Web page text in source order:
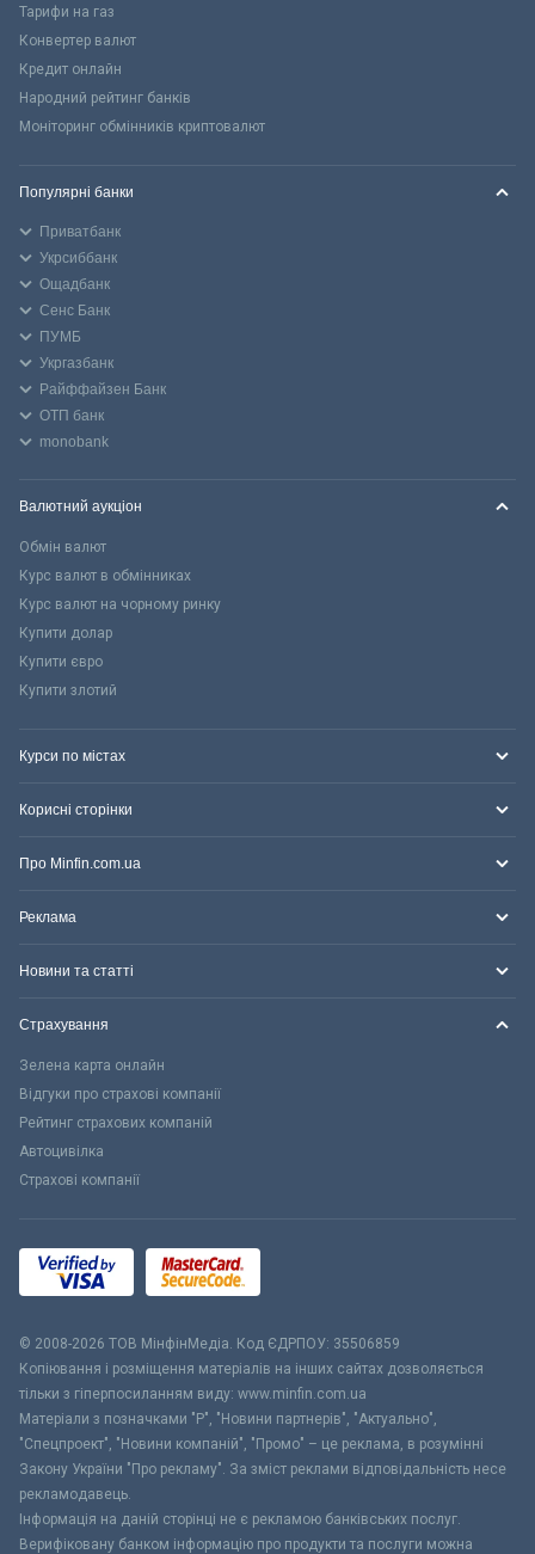
Тарифи на газ
Конвертер валют
Кредит онлайн
Народний рейтинг банків
Моніторинг обмінників криптовалют
Популярні банки
Приватбанк
Укрсиббанк
Ощадбанк
Сенс Банк
ПУМБ
Укргазбанк
Райффайзен Банк
ОТП банк
monobank
Валютний аукціон
Обмін валют
Курс валют в обмінниках
Курс валют на чорному ринку
Купити долар
Купити євро
Купити злотий
Курси по містах
Корисні сторінки
Про Minfin.com.ua
Реклама
Новини та статті
Страхування
Зелена карта онлайн
Відгуки про страхові компанії
Рейтинг страхових компаній
Автоцивілка
Страхові компанії
© 2008-2026 ТОВ МiнфiнМедiа. Код ЄДРПОУ: 35506859
Копіювання і розміщення матеріалів на інших сайтах дозволяється
тільки з гіперпосиланням виду: www.minfin.com.ua
Матеріали з позначками "Р", "Новини партнерів", "Актуально",
"Спецпроект", "Новини компаній", "Промо" – це реклама, в розумінні
Закону України "Про рекламу". За зміст реклами відповідальність несе
рекламодавець.
Інформація на даній сторінці не є рекламою банківських послуг.
Верифіковану банком інформацію про продукти та послуги можна